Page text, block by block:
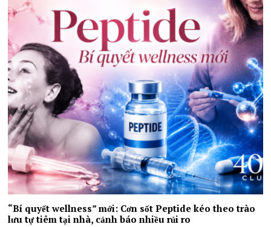
“Bí quyết wellness” mới: Cơn sốt Peptide kéo theo trào
lưu tự tiêm tại nhà, cảnh báo nhiều rủi ro